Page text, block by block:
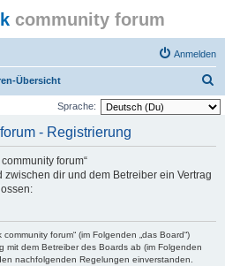
community forum
Anmelden
Übersicht
u
Sprache:
- Registrierung
forum“
zwischen dir und dem Betreiber ein Vertrag
forum“ (im Folgenden „das Board“)
mit dem Betreiber des Boards ab (im Folgenden
nachfolgenden Regelungen einverstanden.